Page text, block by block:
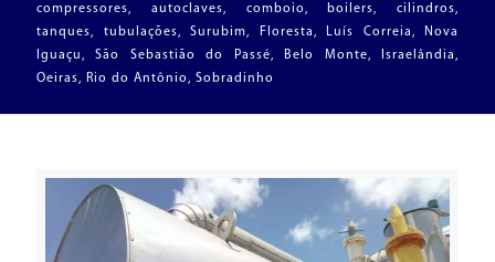
compressores, autoclaves, comboio, boilers, cilindros,
tanques, tubulações, Surubim, Floresta, Luís Correia, Nova
Iguaçu, São Sebastião do Passé, Belo Monte, Israelândia,
Oeiras, Rio do Antônio, Sobradinho